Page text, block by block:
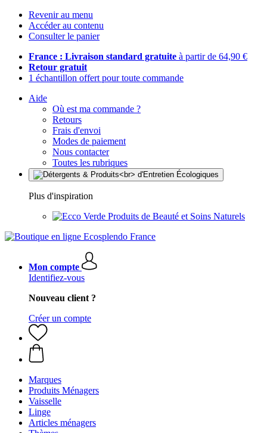
Revenir au menu
Accéder au contenu
Consulter le panier
France : Livraison standard gratuite à partir de 64,90 €
Retour gratuit
1 échantillon offert pour toute commande
Aide
Où est ma commande ?
Retours
Frais d'envoi
Modes de paiement
Nous contacter
Toutes les rubriques
Plus d'inspiration
Produits de Beauté et Soins Naturels
Mon compte
Identifiez-vous
Nouveau client ?
Créer un compte
Marques
Produits Ménagers
Vaisselle
Linge
Articles ménagers